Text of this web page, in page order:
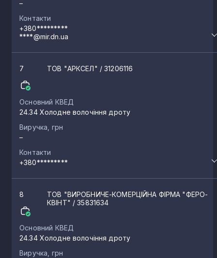
–
Контакти
+380*********
****@mir.dn.ua
7 ТОВ "АРКСЕЛ" / 31206116
Основний КВЕД
24.34 Холодне волочіння дроту
Виручка, грн
–
Контакти
+380*********
8
ТОВ "ВИРОБНИЧЕ-КОМЕРЦІЙНА ФІРМА "ФЕРО-
КВІНТ" / 35831634
Основний КВЕД
24.34 Холодне волочіння дроту
Виручка, грн